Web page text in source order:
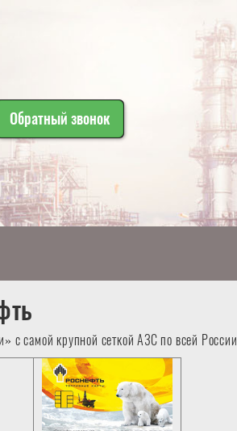
Обратный звонок
с самой крупной сеткой АЗС по всей России